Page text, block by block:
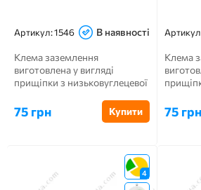
Артикул:1546 В наявності
Клема заземлення
виготовлена ​​у вигляді
прищіпки з низьковуглецевої
обмід...
75 грн Купити
Клема
може
75 грн
4